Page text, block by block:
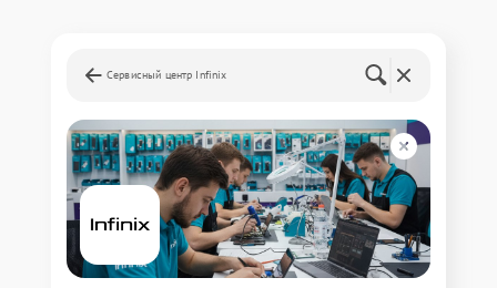
Сервисный центр Infinix